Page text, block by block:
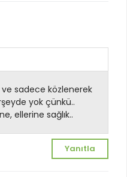
sadece közlenerek
yok çünkü..
ellerine sağlık..
Yanıtla